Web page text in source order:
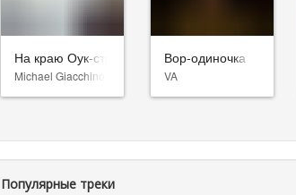
На краю Оук-стрит
Michael Giacchino
Вор-одиночка
VA
Популярные треки